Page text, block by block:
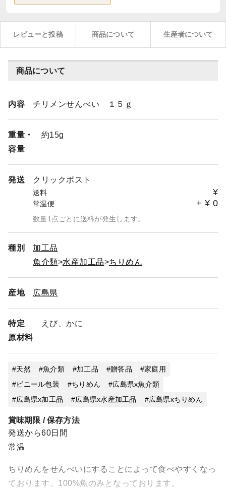
レビューと投稿 商品について 生産者について
商品について
内容 チリメンせんべい １５ｇ
重量・
容量
約15g
発送 クリックポスト
送料 ¥
常温便 + ¥ 0
数量1点ごとに送料が発生します。
種別
加工品
魚介類
水産加工品 ちりめん
産地 広島県
特定
原材料
えび、かに
天然 魚介類 加工品 贈答品
家庭用
ビニール包装
ちりめん
広島県x魚介類
広島県x加工品
広島県x水産加工品 広島県xちりめん
賞味期限 / 保存方法
発送から60日間
常温
ちりめんをせんべいにすることによって食べやすくなっ
ております。100%魚のみとなっております。